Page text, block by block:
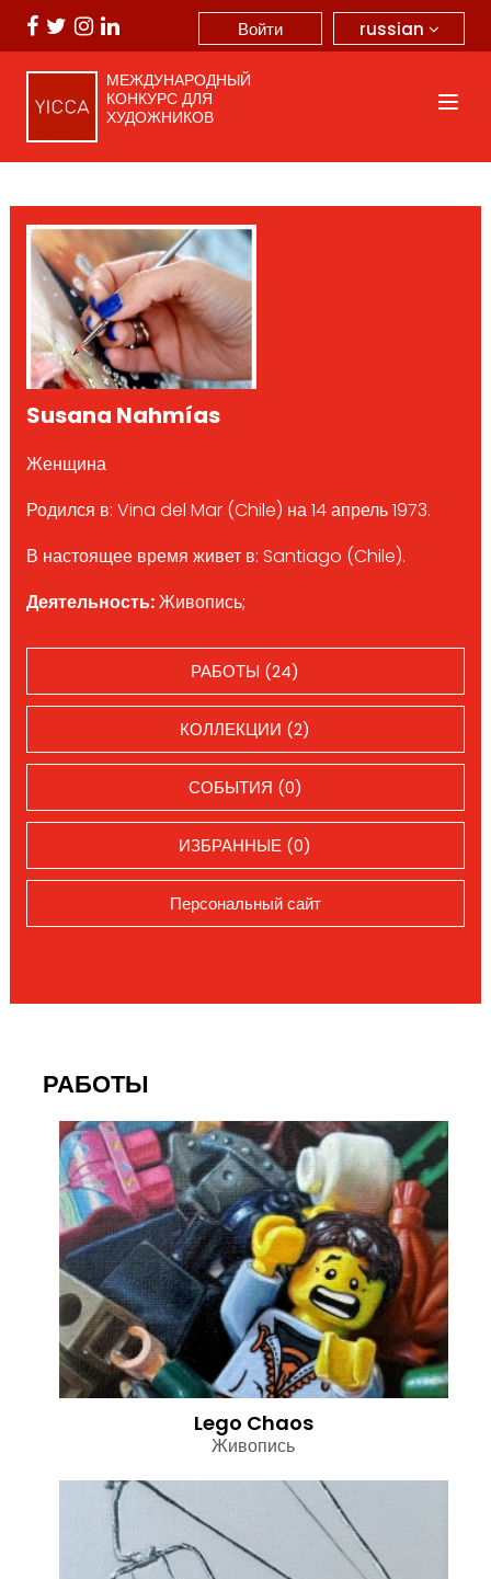
russian
Войти
МЕЖДУНАРОДНЫЙ
КОНКУРС ДЛЯ
ХУДОЖНИКОВ
Susana Nahmías
Женщина
Родился в: Vina del Mar (Chile) на 14 апрель 1973.
В настоящее время живет в: Santiago (Chile).
Деятельность:Живопись;
РАБОТЫ (24)
КОЛЛЕКЦИИ (2)
СОБЫТИЯ (0)
ИЗБРАННЫЕ (0)
Персональный сайт
РАБОТЫ
Lego Chaos
Живопись